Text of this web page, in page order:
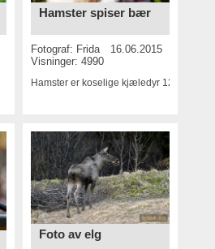
Hamster spiser bær
Fotograf: Frida
16.06.2015
Visninger: 4990
Hamster er koselige kjæledyr 12 MP
Foto av elg